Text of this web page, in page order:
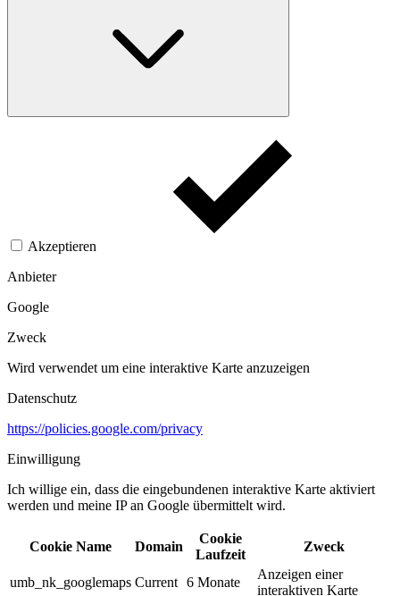
Akzeptieren
Anbieter
Google
Zweck
Wird verwendet um eine interaktive Karte anzuzeigen
Datenschutz
https://policies.google.com/privacy
Einwilligung
Ich willige ein, dass die eingebundenen interaktive Karte aktiviert
werden und meine IP an Google übermittelt wird.​
Cookie Name Domain
Cookie
Laufzeit
Zweck
umb_nk_googlemaps Current 6 Monate
Anzeigen einer
interaktiven Karte